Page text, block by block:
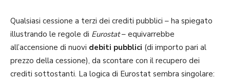
Qualsiasi cessione a terzi dei crediti pubblici – ha spiegato
illustrando le regole di Eurostat– equivarrebbe
all’accensione di nuovi debiti pubblici (di importo pari al
prezzo della cessione), da scontare con il recupero dei
crediti sottostanti. La logica di Eurostat sembra singolare: